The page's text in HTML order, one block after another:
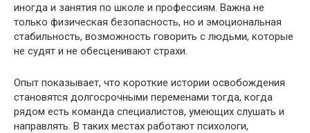
иногда и занятия по школе и профессиям. Важна не
только физическая безопасность, но и эмоциональная
стабильность, возможность говорить с людьми, которые
не судят и не обесценивают страхи.
Опыт показывает, что короткие истории освобождения
становятся долгосрочными переменами тогда, когда
рядом есть команда специалистов, умеющих слушать и
направлять. В таких местах работают психологи,